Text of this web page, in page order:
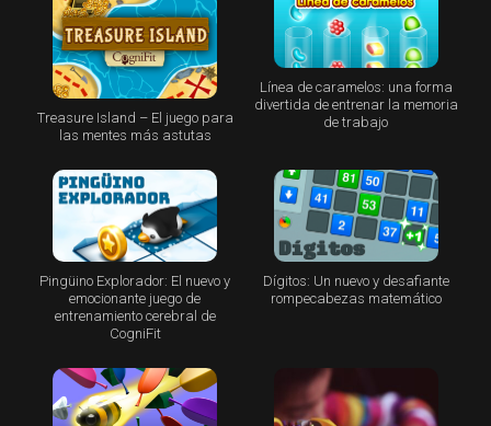
Treasure Island – El juego para
las mentes más astutas
Línea de caramelos: una forma
divertida de entrenar la memoria
de trabajo
Pingüino Explorador: El nuevo y
emocionante juego de
entrenamiento cerebral de
CogniFit
Dígitos: Un nuevo y desafiante
rompecabezas matemático